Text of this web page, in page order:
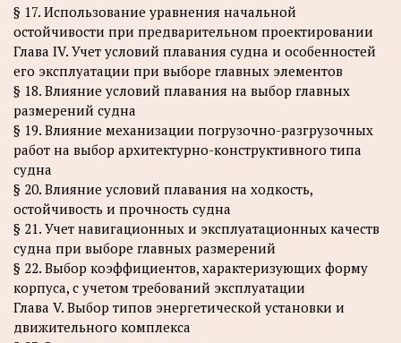
§ 17. Использование уравнения начальной
остойчивости при предварительном проектировании
Глава IV. Учет условий плавания судна и особенностей
его эксплуатации при выборе главных элементов
§ 18. Влияние условий плавания на выбор главных
размерений судна
§ 19. Влияние механизации погрузочно-разгрузочных
работ на выбор архитектурно-конструктивного типа
судна
§ 20. Влияние условий плавания на ходкость,
остойчивость и прочность судна
§ 21. Учет навигационных и эксплуатационных качеств
судна при выборе главных размерений
§ 22. Выбор коэффициентов, характеризующих форму
корпуса, с учетом требований эксплуатации
Глава V. Выбор типов энергетической установки и
движительного комплекса